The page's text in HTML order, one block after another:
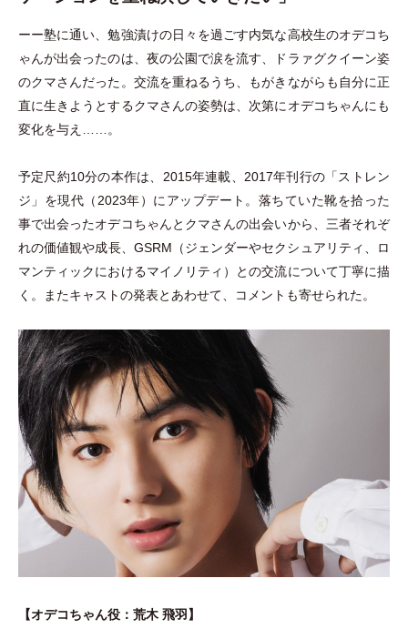
ーー塾に通い、勉強漬けの日々を過ごす内気な高校生のオデコち
ゃんが出会ったのは、夜の公園で涙を流す、ドラァグクイーン姿
のクマさんだった。交流を重ねるうち、もがきながらも自分に正
直に生きようとするクマさんの姿勢は、次第にオデコちゃんにも
変化を与え……。
予定尺約10分の本作は、2015年連載、2017年刊行の 「 ストレン
ジ 」 を現代 （ 2023年） にアップデート。落ちていた靴を拾った
事で出会ったオデコちゃんとクマさんの出会いから、三者それぞ
れの価値観や成長、GSRM （ジェンダーやセクシュアリティ、ロ
マンティックにおけるマイノリティ ）
との交流について丁寧に描
く。またキャストの発表とあわせて、コメントも寄せられた。
【オデコちゃん役：荒木 飛羽】